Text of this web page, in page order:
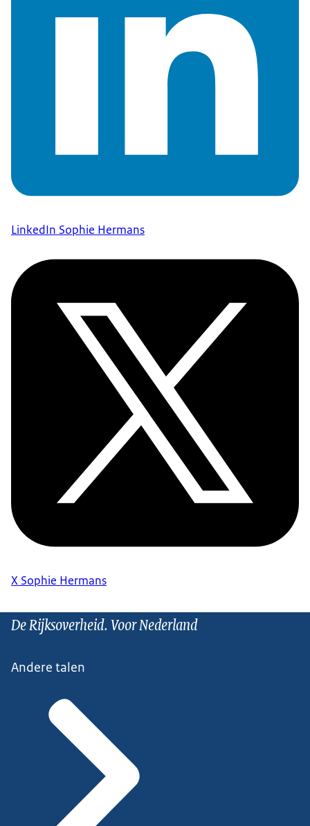
LinkedIn Sophie Hermans
X Sophie Hermans
De Rijksoverheid. Voor Nederland
Andere talen